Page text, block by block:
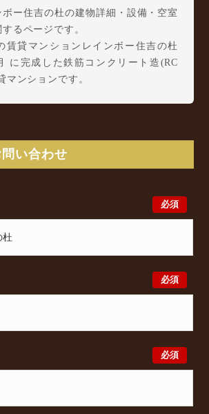
ー住吉の杜の建物詳細・設備・空室
るページです。
賃貸マンションレインボー住吉の杜
に完成した鉄筋コンクリート造(RC
マンションです。
ております。
杜の最新の空室状況のご確認をはじ
ら、ぜひ大阪分譲賃貸Classicalまでお
せください。大阪分譲賃貸Classical
ております。また、希望の条件をいた
。
い合わせ
必須
必須
必須